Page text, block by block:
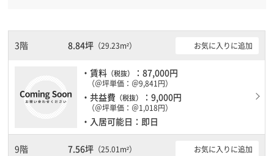
可能になりますので時間帯を気にせず利用できます。
3階 8.84坪（29.23m²） お気に入りに追加
・賃料 （税抜） ：87,000円
（＠坪単価：＠9,841円）
・共益費 （税抜） ：9,000円
（＠坪単価：＠1,018円）
・入居可能日：即日
9階 7.56坪（25.01m²） お気に入りに追加